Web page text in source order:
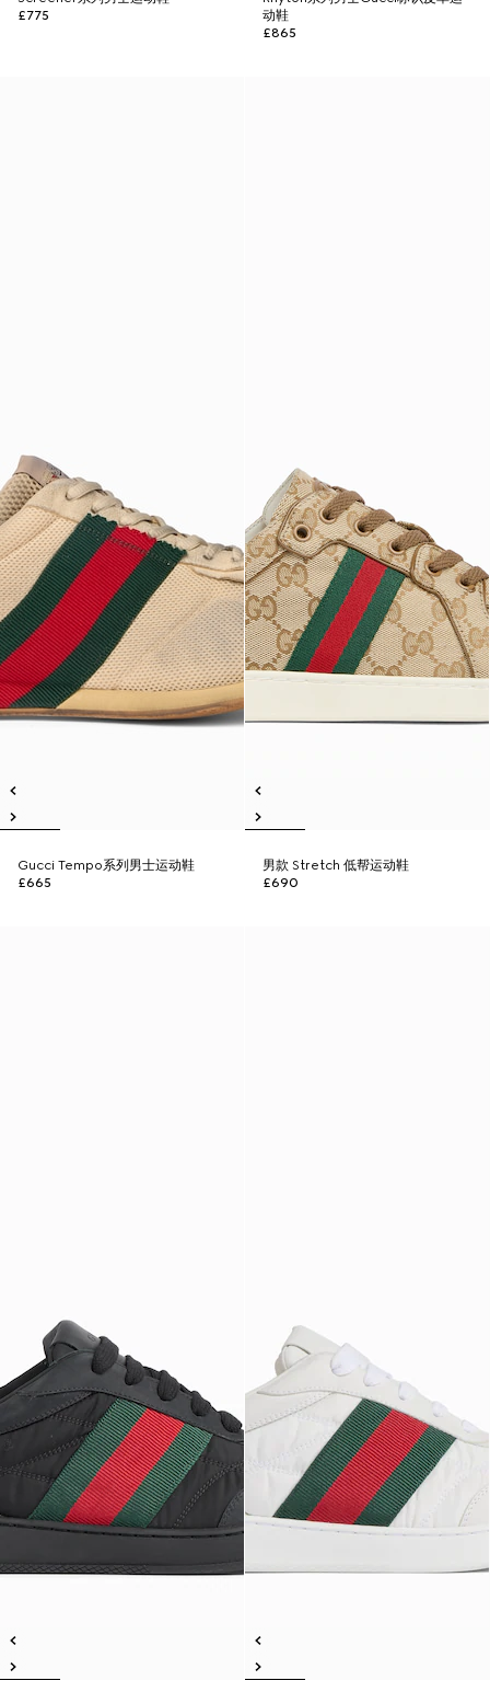
£775
动鞋
£865
Gucci Tempo系列男士运动鞋
£665
男款 Stretch 低帮运动鞋
£690